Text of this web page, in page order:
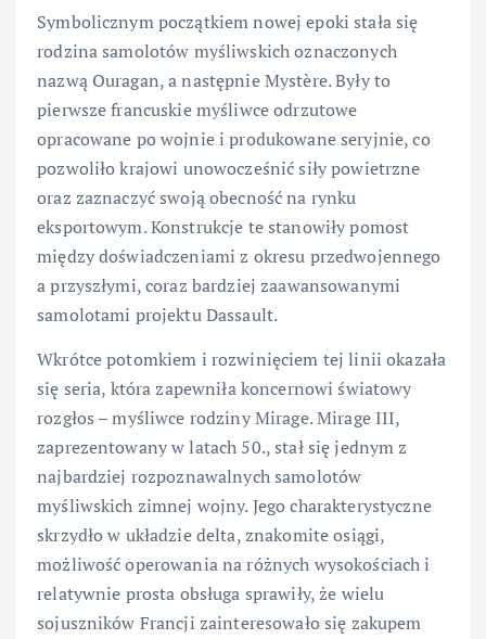
Symbolicznym początkiem nowej epoki stała się
rodzina samolotów myśliwskich oznaczonych
nazwą Ouragan, a następnie Mystère. Były to
pierwsze francuskie myśliwce odrzutowe
opracowane po wojnie i produkowane seryjnie, co
pozwoliło krajowi unowocześnić siły powietrzne
oraz zaznaczyć swoją obecność na rynku
eksportowym. Konstrukcje te stanowiły pomost
między doświadczeniami z okresu przedwojennego
a przyszłymi, coraz bardziej zaawansowanymi
samolotami projektu Dassault.
Wkrótce potomkiem i rozwinięciem tej linii okazała
się seria, która zapewniła koncernowi światowy
rozgłos – myśliwce rodziny Mirage. Mirage III,
zaprezentowany w latach 50., stał się jednym z
najbardziej rozpoznawalnych samolotów
myśliwskich zimnej wojny. Jego charakterystyczne
skrzydło w układzie delta, znakomite osiągi,
możliwość operowania na różnych wysokościach i
relatywnie prosta obsługa sprawiły, że wielu
sojuszników Francji zainteresowało się zakupem